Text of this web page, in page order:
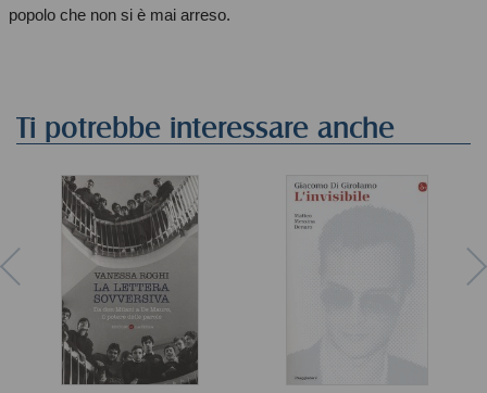
popolo che non si è mai arreso.
Ti potrebbe interessare anche